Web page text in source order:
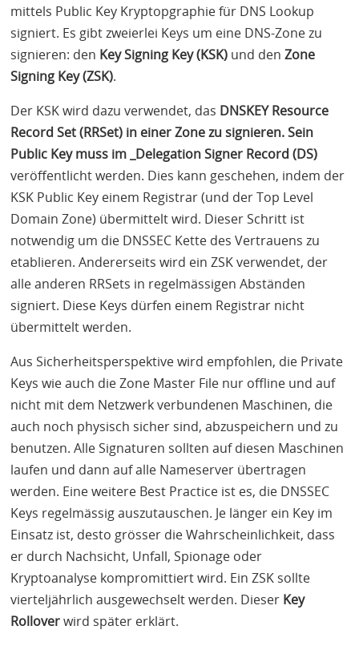
mittels Public Key Kryptopgraphie für DNS Lookup
signiert. Es gibt zweierlei Keys um eine DNS-Zone zu
signieren: den Key Signing Key (KSK) und denZone
Signing Key (ZSK).
Der KSKwird dazu verwendet, das DNSKEYResource
Record Set (RRSet) in einer Zone zu signieren. Sein
Public Key muss im _Delegation Signer Record (DS)
veröffentlicht werden. Dies kann geschehen, indem der
KSK Public Key einem Registrar (und der Top Level
Domain Zone) übermittelt wird. Dieser Schritt ist
notwendig um die DNSSEC Kette des Vertrauens zu
etablieren. Andererseits wird einZSKverwendet, der
alle anderen RRSets in regelmässigen Abständen
signiert. Diese Keys dürfen einem Registrar nicht
übermittelt werden.
Aus Sicherheitsperspektive wird empfohlen, die Private
Keys wie auch die Zone Master File nur offline und auf
nicht mit dem Netzwerk verbundenen Maschinen, die
auch noch physisch sicher sind, abzuspeichern und zu
benutzen. Alle Signaturen sollten auf diesen Maschinen
laufen und dann auf alle Nameserver übertragen
werden. Eine weitere Best Practice ist es, die DNSSEC
Keys regelmässig auszutauschen. Je länger ein Key im
Einsatz ist, desto grösser die Wahrscheinlichkeit, dass
er durch Nachsicht, Unfall, Spionage oder
Kryptoanalyse kompromittiert wird. EinZSK sollte
vierteljährlich ausgewechselt werden. Dieser Key
Rolloverwird später erklärt.